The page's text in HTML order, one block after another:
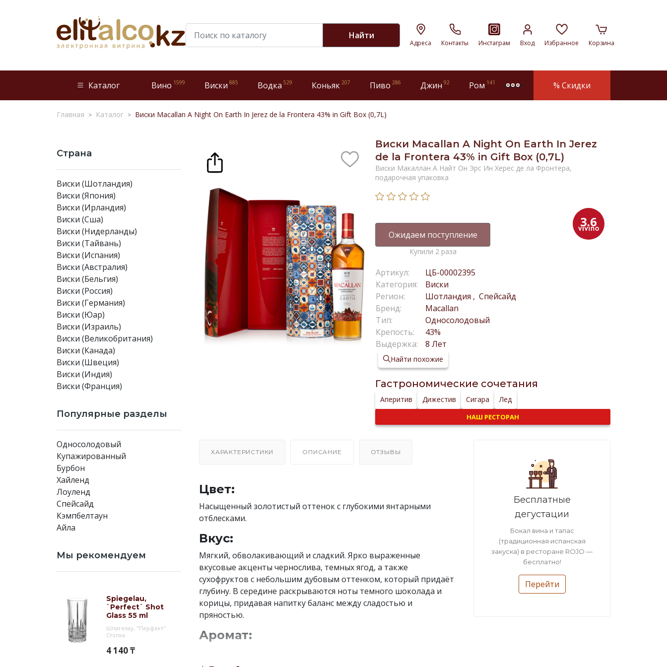
Найти
Адреса Контакты Инстаграм Вход Избранное Корзина
Каталог Вино 1599 Виски 885 Водка 529 Коньяк 207 Пиво 286 Джин 92 Ром 141 more % Скидки
Главная Каталог Виски Macallan A Night On Earth In Jerez de la Frontera 43% in Gift Box (0,7L)
Страна
Виски (Шотландия)
Виски (Япония)
Виски (Ирландия)
Виски (Сша)
Виски (Нидерланды)
Виски (Тайвань)
Виски (Испания)
Виски (Австралия)
Виски (Бельгия)
Виски (Россия)
Виски (Германия)
Виски (Юар)
Виски (Израиль)
Виски (Великобритания)
Виски (Канада)
Виски (Швеция)
Виски (Индия)
Виски (Франция)
Популярные разделы
Односолодовый
Купажированный
Бурбон
Хайленд
Лоуленд
Спейсайд
Кэмпбелтаун
Айла
Мы рекомендуем
Spiegelau,
`Perfect` Shot
Glass 55 ml
Шпигелау, "Перфект"
Стопка
4 140 ₸
Виски Macallan A Night On Earth In Jerez
de la Frontera 43% in Gift Box (0,7L)
Виски Макаллан А Найт Он Эрс Ин Херес де ла Фронтера,
подарочная упаковка
3.6
Ожидаем поступление
Купили 2 раза
Артикул:
ЦБ-00002395
Категория:
Виски
Регион:
Шотландия , Спейсайд
Бренд:
Macallan
Тип:
Односолодовый
Крепость:
43%
Выдержка:
8 Лет
Найти похожие
Гастрономические сочетания
Аперитив Дижестив Сигара Лед
НАШ РЕСТОРАН
ХАРАКТЕРИСТИКИ ОПИСАНИЕ ОТЗЫВЫ
Цвет:
Насыщенный золотистый оттенок с глубокими янтарными
отблесками.
Вкус:
Мягкий, обволакивающий и сладкий. Ярко выраженные
вкусовые акценты чернослива, темных ягод, а также
сухофруктов с небольшим дубовым оттенком, который придаёт
глубину. В середине раскрываются ноты темного шоколада и
корицы, придавая напитку баланс между сладостью и
пряностью.
Аромат:
изюма, апельсиновой цедры и ванили. В аромате также
Бесплатные
дегустации
Бокал вина и тапас
(традиционная испанская
закуска) в ресторане ROJO —
бесплатно!
Перейти